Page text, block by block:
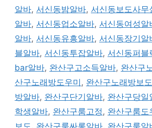
알바, 서신동밤알바, 서신동보도사무
알바, 서신동업소알바, 서신동여성알
알바, 서신동유흥알바, 서신동장기알
블알바, 서신동투잡알바, 서신동퍼블
bar알바, 완산구고소득알바, 완산구
산구노래방도우미 , 완산구노래방보도
방알바, 완산구단기알바, 완산구당일
학생알바, 완산구룸고정 , 완산구룸도
보도 , 완산구룸싸롱알바, 완산구룸알